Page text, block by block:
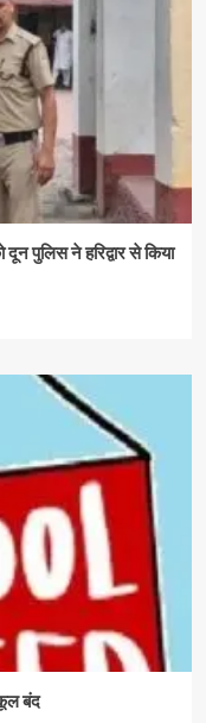
पुलिस ने हरिद्वार से किया
बंद